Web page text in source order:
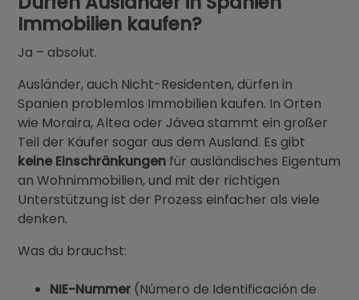
Immobilien kaufen?
Ja – absolut.
Ausländer, auch Nicht-Residenten, dürfen in
Spanien problemlos Immobilien kaufen. In Orten
wie Moraira, Altea oder Jávea stammt ein großer
Teil der Käufer sogar aus dem Ausland. Es gibt
keine Einschränkungen für ausländisches Eigentum
an Wohnimmobilien, und mit der richtigen
Unterstützung ist der Prozess einfacher als viele
denken.
Was du brauchst:
NIE-Nummer (Número de Identificación de